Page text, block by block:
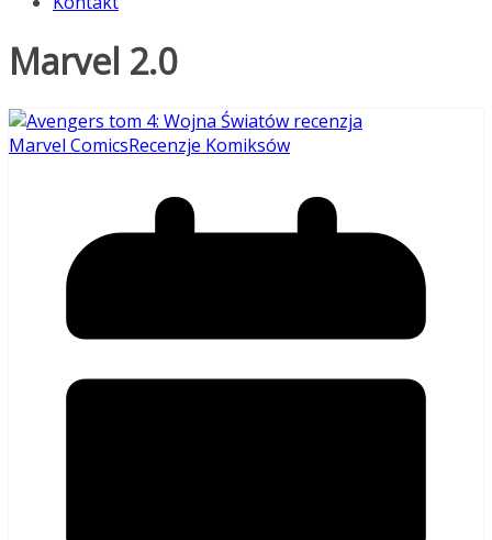
Marvel 2.0
Marvel ComicsRecenzje Komiksów